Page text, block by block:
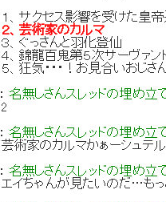
１、サクセス影響を受けた皇
２、芸術家のカルマ
３、ぐっさんと羽化登仙
４、錦龍百鬼第５次サーヴァン
５、狂気・・・！お見合いおじ
：名無しさんスレッドの埋め立
2
：名無しさんスレッドの埋め立
芸術家のカルマかぁーシュテ
：名無しさんスレッドの埋め立
エイちゃんが見たいのだ…も